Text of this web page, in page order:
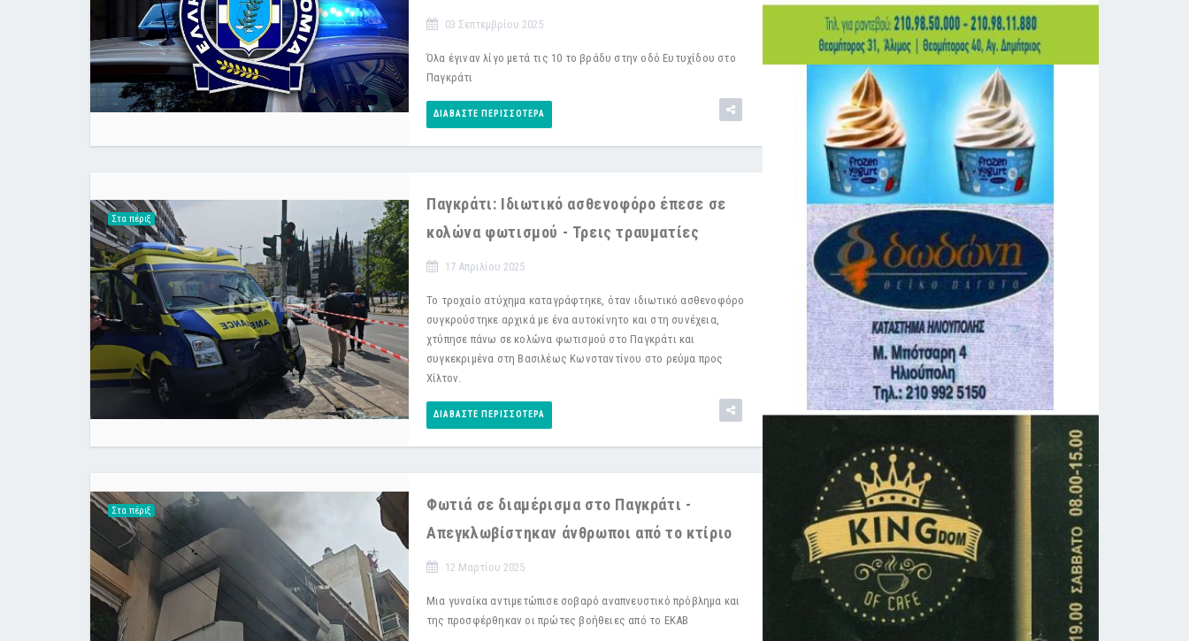
03 Σεπτεμβρίου 2025
Όλα έγιναν λίγο μετά τις 10 το βράδυ στην οδό Ευτυχίδου στο
Παγκράτι
ΔΙΑΒΆΣΤΕ ΠΕΡΙΣΣΌΤΕΡΑ
Στα πέριξ
Παγκράτι: Ιδιωτικό ασθενοφόρο έπεσε σε
κολώνα φωτισμού - Τρεις τραυματίες
17 Απριλίου 2025
Το τροχαίο ατύχημα καταγράφτηκε, όταν ιδιωτικό ασθενοφόρο
συγκρούστηκε αρχικά με ένα αυτοκίνητο και στη συνέχεια,
χτύπησε πάνω σε κολώνα φωτισμού στο Παγκράτι και
συγκεκριμένα στη Βασιλέως Κωνσταντίνου στο ρεύμα προς
Χίλτον.
ΔΙΑΒΆΣΤΕ ΠΕΡΙΣΣΌΤΕΡΑ
Στα πέριξ
Φωτιά σε διαμέρισμα στο Παγκράτι -
Απεγκλωβίστηκαν άνθρωποι από το κτίριο
12 Μαρτίου 2025
Μια γυναίκα αντιμετώπισε σοβαρό αναπνευστικό πρόβλημα και
της προσφέρθηκαν οι πρώτες βοήθειες από το ΕΚΑΒ